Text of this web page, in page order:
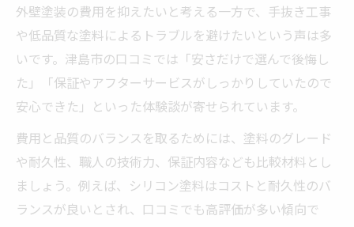
外壁塗装の費用を抑えたいと考える一方で、手抜き工事
や低品質な塗料によるトラブルを避けたいという声は多
いです。津島市の口コミでは「安さだけで選んで後悔し
た」「保証やアフターサービスがしっかりしていたので
安心できた」といった体験談が寄せられています。
費用と品質のバランスを取るためには、塗料のグレード
や耐久性、職人の技術力、保証内容なども比較材料とし
ましょう。例えば、シリコン塗料はコストと耐久性のバ
ランスが良いとされ、口コミでも高評価が多い傾向で